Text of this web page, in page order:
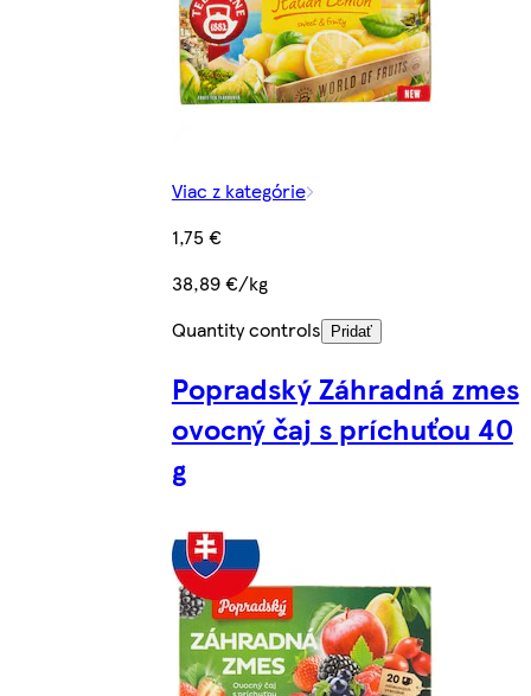
Viac z kategórie
1,75 €
38,89 €/kg
Quantity controls
Pridať
Popradský Záhradná zmes
ovocný čaj s príchuťou 40
g